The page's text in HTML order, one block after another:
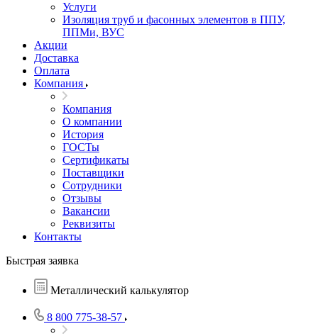
Услуги
Изоляция труб и фасонных элементов в ППУ,
ППМи, ВУС
Акции
Доставка
Оплата
Компания
Компания
О компании
История
ГОСТы
Сертификаты
Поставщики
Сотрудники
Отзывы
Вакансии
Реквизиты
Контакты
Быстрая заявка
Металлический калькулятор
8 800 775-38-57